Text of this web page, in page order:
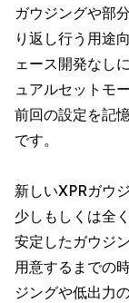
ガウジングや部
り返し行う用途
ェース開発なし
ュアルセットモ
前回の設定を記
です。
新しいXPRガウ
少しもしくは全
安定したガウジ
用意するまでの
ジングや低出力